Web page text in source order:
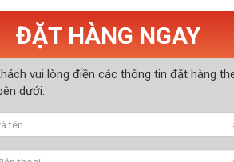
ĐẶT HÀNG NGAY
vui lòng điền các thông tin đặt hàng
dưới: